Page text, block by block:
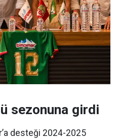
sezonuna girdi
desteği 2024-2025